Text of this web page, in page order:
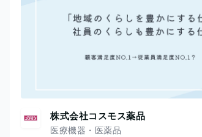
株式会社コスモス薬品
医療機器・医薬品